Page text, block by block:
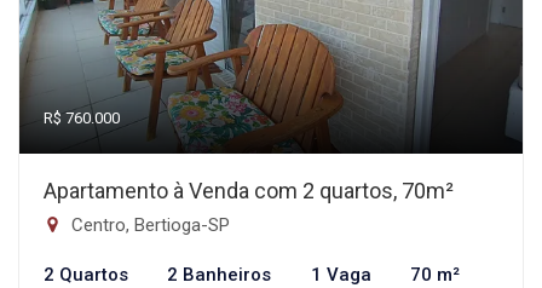
R$ 760.000
Apartamento à Venda com 2 quartos, 70m²
Centro, Bertioga-SP
2 Quartos 2 Banheiros 1 Vaga 70 m²